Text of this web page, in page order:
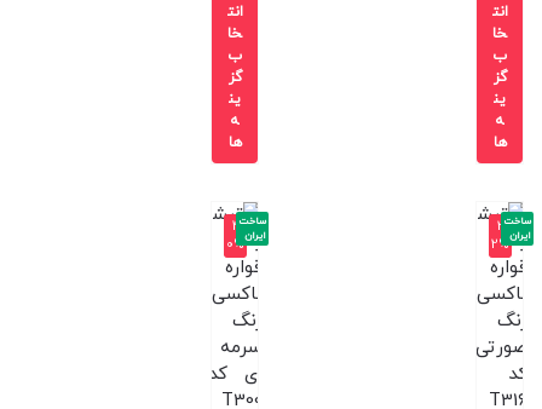
انت
خا
ب
گز
ین
ه
ها
انت
خا
ب
گز
ین
ه
ها
-3
2%
ساخت
ایران
-4
0%
ساخت
ایران